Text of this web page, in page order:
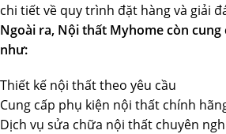
chi tiết về quy trình đặt hàng và giải
Ngoài ra, Nội thất Myhome còn cung
như:
Thiết kế nội thất theo yêu cầu
Cung cấp phụ kiện nội thất chính
Dịch vụ sửa chữa nội thất chuyên